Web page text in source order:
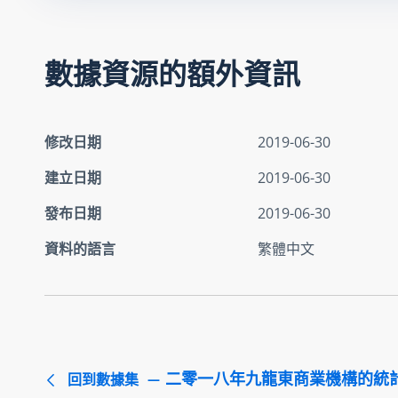
數據資源的額外資訊
修改日期
2019-06-30
建立日期
2019-06-30
發布日期
2019-06-30
資料的語言
繁體中文
回到數據集 二零一八年九龍東商業機構的統